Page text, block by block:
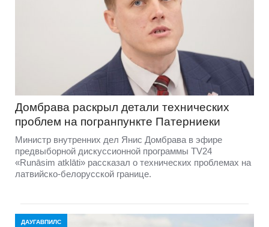
Домбравa раскрыл детали технических
проблем на погранпункте Патерниеки
Министр внутренних дел Янис Домбрава в эфире
предвыборной дискуссионной программы TV24
«Runāsim atklāti» рассказал о технических проблемах на
латвийско-белорусской границе.
ДАУГАВПИЛС